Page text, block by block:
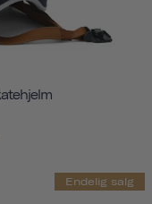
Endelig salg